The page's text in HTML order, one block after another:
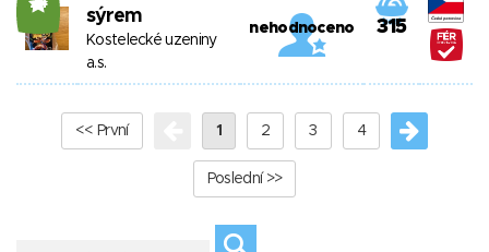
24
sýrem
Kostelecké uzeniny
a.s.
nehodnoceno 315
<< První 1 2 3 4
Poslední >>